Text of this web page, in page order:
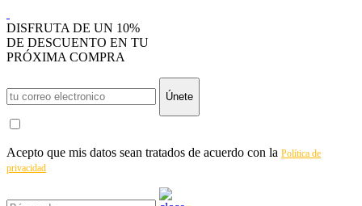
DISFRUTA DE UN 10%
DE DESCUENTO EN TU
PRÓXIMA COMPRA
Únete
Acepto que mis datos sean tratados de acuerdo con la Política de
privacidad